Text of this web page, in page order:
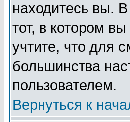
находитесь вы.
тот, в котором
учтите, что для
большинства
пользователем.
Вернуться к